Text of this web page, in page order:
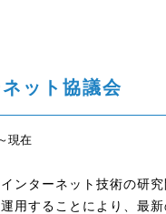
ット協議会
現在
ンターネット技術の研
用することにより、最